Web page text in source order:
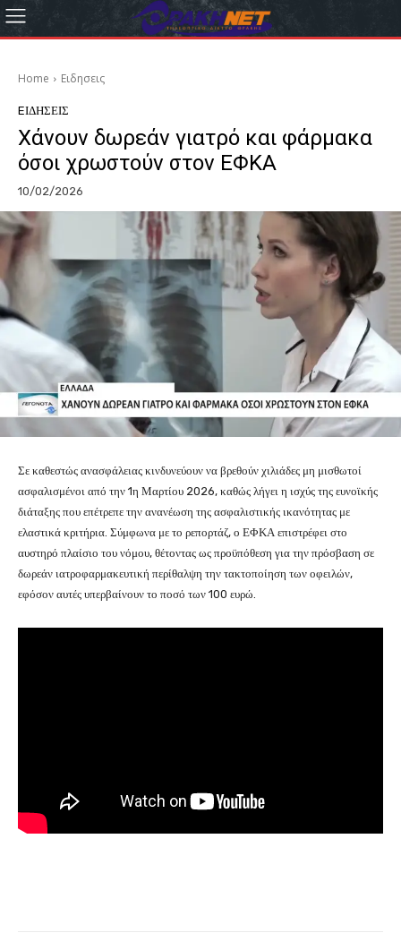
Home Eιδησεις
EΙΔΗΣΕΙΣ
Χάνουν δωρεάν γιατρό και φάρμακα
όσοι χρωστούν στον ΕΦΚΑ
10/02/2026
Σε καθεστώς ανασφάλειας κινδυνεύουν να βρεθούν χιλιάδες μη μισθωτοί
ασφαλισμένοι από την 1η Μαρτίου 2026, καθώς λήγει η ισχύς της ευνοϊκής
διάταξης που επέτρεπε την ανανέωση της ασφαλιστικής ικανότητας με
ελαστικά κριτήρια. Σύμφωνα με το ρεπορτάζ, ο ΕΦΚΑ επιστρέφει στο
αυστηρό πλαίσιο του νόμου, θέτοντας ως προϋπόθεση για την πρόσβαση σε
δωρεάν ιατροφαρμακευτική περίθαλψη την τακτοποίηση των οφειλών,
εφόσον αυτές υπερβαίνουν το ποσό των 100 ευρώ.